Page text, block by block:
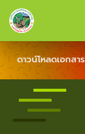
ดาวน์โหลดเอกส